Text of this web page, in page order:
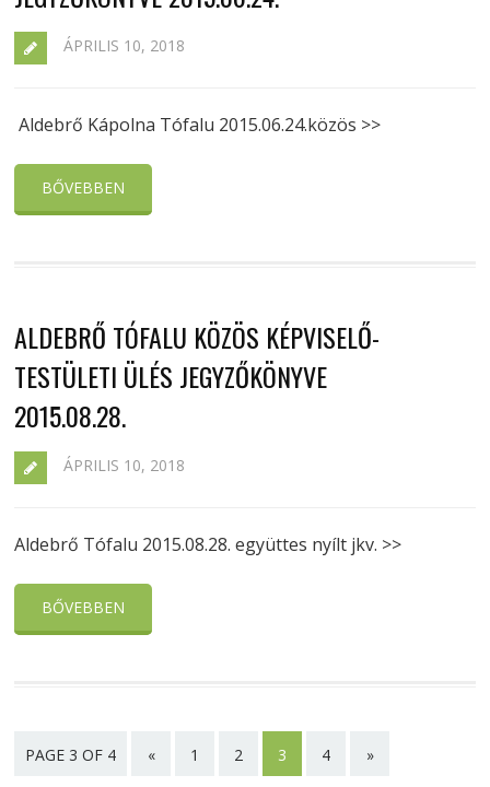
ÁPRILIS 10, 2018
Aldebrő Kápolna Tófalu 2015.06.24.közös >>
BŐVEBBEN
ALDEBRŐ TÓFALU KÖZÖS KÉPVISELŐ-
TESTÜLETI ÜLÉS JEGYZŐKÖNYVE
2015.08.28.
ÁPRILIS 10, 2018
Aldebrő Tófalu 2015.08.28. együttes nyílt jkv. >>
BŐVEBBEN
PAGE 3 OF 4 « 1 2 3 4 »